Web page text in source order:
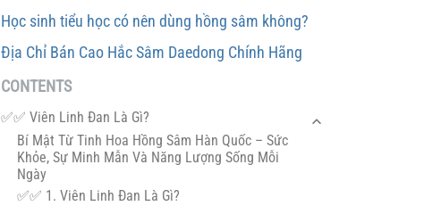
Học sinh tiểu học có nên dùng hồng sâm không?
Địa Chỉ Bán Cao Hắc Sâm Daedong Chính Hãng
CONTENTS
✅✅ Viên Linh Đan Là Gì?
Bí Mật Từ Tinh Hoa Hồng Sâm Hàn Quốc – Sức
Khỏe, Sự Minh Mẫn Và Năng Lượng Sống Mỗi
Ngày
✅✅ 1. Viên Linh Đan Là Gì?